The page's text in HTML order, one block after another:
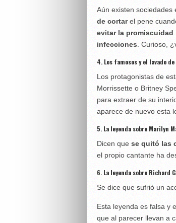
Aún existen sociedades
de cortarel pene
evitar la promiscuidad
infecciones. Curioso,
4. Los famosos y el lavado
Los protagonistas de
Morrissette o Britney
para extraer de su
aparece de nuevo esta
5. La leyenda sobre Marilyn
Dicen que se quitó las
el propio cantante ha
6. La leyenda sobre Richard
Se dice que sufrió un
Esta leyenda es falsa y
que al parecer llevan a